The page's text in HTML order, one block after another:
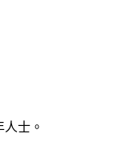
士。